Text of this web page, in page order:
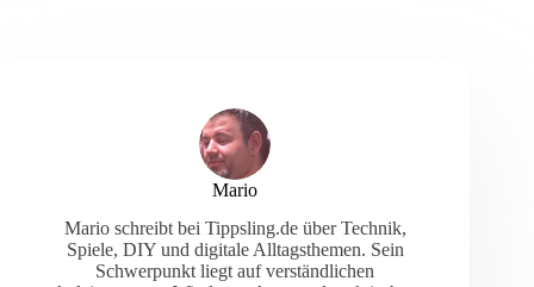
Mario
Mario schreibt bei Tippsling.de über Technik,
Spiele, DIY und digitale Alltagsthemen. Sein
Schwerpunkt liegt auf verständlichen